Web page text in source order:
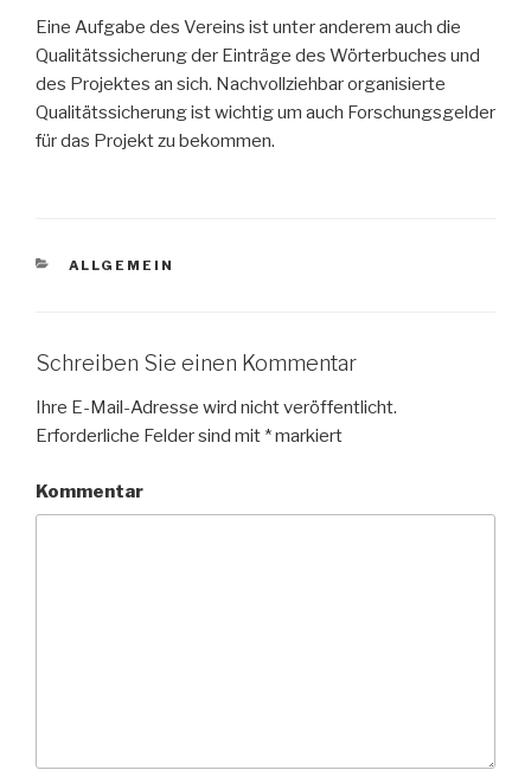
Eine Aufgabe des Vereins ist unter anderem auch die
Qualitätssicherung der Einträge des Wörterbuches und
des Projektes an sich. Nachvollziehbar organisierte
Qualitätssicherung ist wichtig um auch Forschungsgelder
für das Projekt zu bekommen.
KATEGORIEN
ALLGEMEIN
Schreiben Sie einen Kommentar
Ihre E-Mail-Adresse wird nicht veröffentlicht.
Erforderliche Felder sind mit *markiert
Kommentar